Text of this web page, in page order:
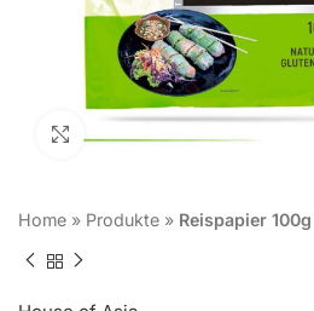
Click to enlarge
Home » Produkte » Reispapier 100g